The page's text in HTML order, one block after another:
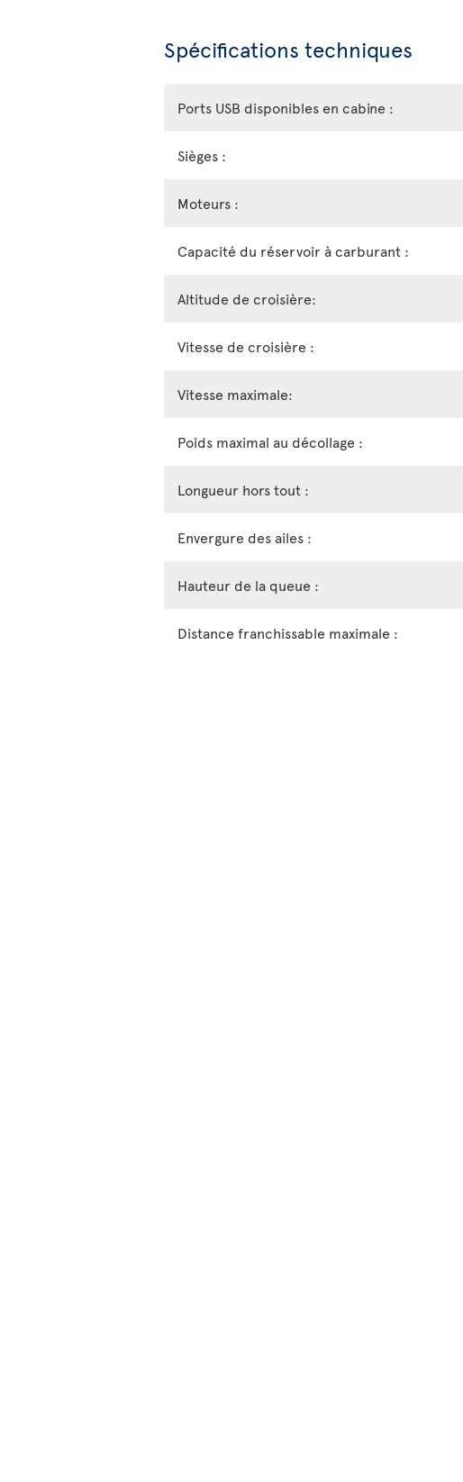
Spécifications techniques
Ports USB disponibles en cabine :
Sièges :
Moteurs :
Capacité du réservoir à carburant :
Altitude de croisière:
Vitesse de croisière :
Vitesse maximale:
Poids maximal au décollage :
Longueur hors tout :
Envergure des ailes :
Hauteur de la queue :
Distance franchissable maximale :